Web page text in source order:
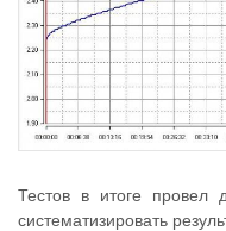
Тестов в итоге провел
систематизировать